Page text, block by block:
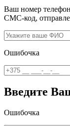
Ваш номер
СМС-код,
Ошибочка
Введите
Ошибочка